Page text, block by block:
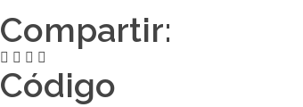
Compartir:
Código